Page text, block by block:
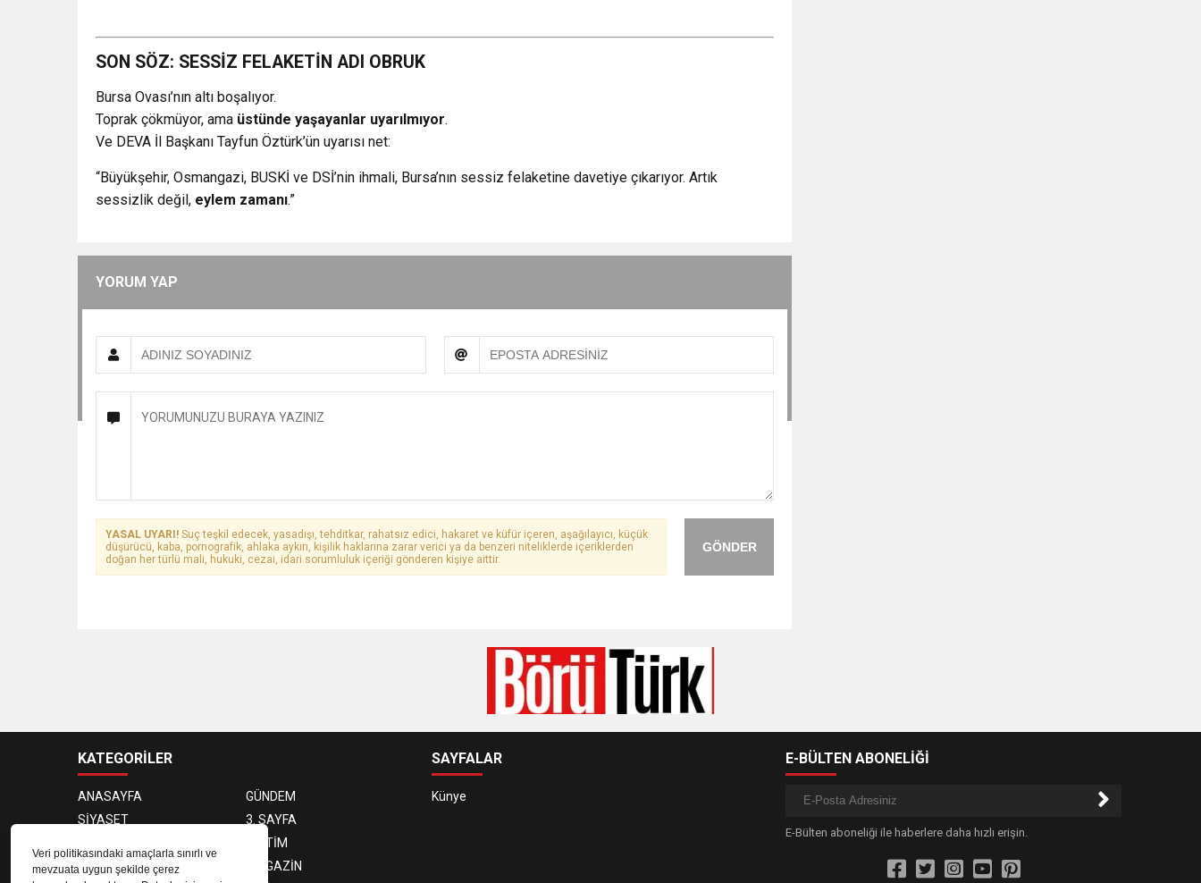
Veri politikasındaki amaçlarla sınırlı ve
mevzuata uygun şekilde çerez
SON SÖZ: SESSİZ FELAKETİN ADI OBRUK
Bursa Ovası’nın altı boşalıyor.
Toprak çökmüyor, ama üstünde yaşayanlar uyarılmıyor.
Ve DEVA İl Başkanı Tayfun Öztürk’ün uyarısı net:
“Büyükşehir, Osmangazi, BUSKİ ve DSİ’nin ihmali, Bursa’nın sessiz felaketine davetiye çıkarıyor. Artık
sessizlik değil, eylem zamanı.”
YORUM YAP
GÖNDER
YASAL UYARI! Suç teşkil edecek, yasadışı, tehditkar, rahatsız edici, hakaret ve küfür içeren, aşağılayıcı, küçük
düşürücü, kaba, pornografik, ahlaka aykırı, kişilik haklarına zarar verici ya da benzeri niteliklerde içeriklerden
doğan her türlü mali, hukuki, cezai, idari sorumluluk içeriği gönderen kişiye aittir.
KATEGORİLER
ANASAYFA
GÜNDEM
SİYASET
3. SAYFA
EĞİTİM
EKONOMİ
MAGAZİN
SAYFALAR
Künye
E-BÜLTEN ABONELİĞİ
E-Bülten aboneliği ile haberlere daha hızlı erişin.